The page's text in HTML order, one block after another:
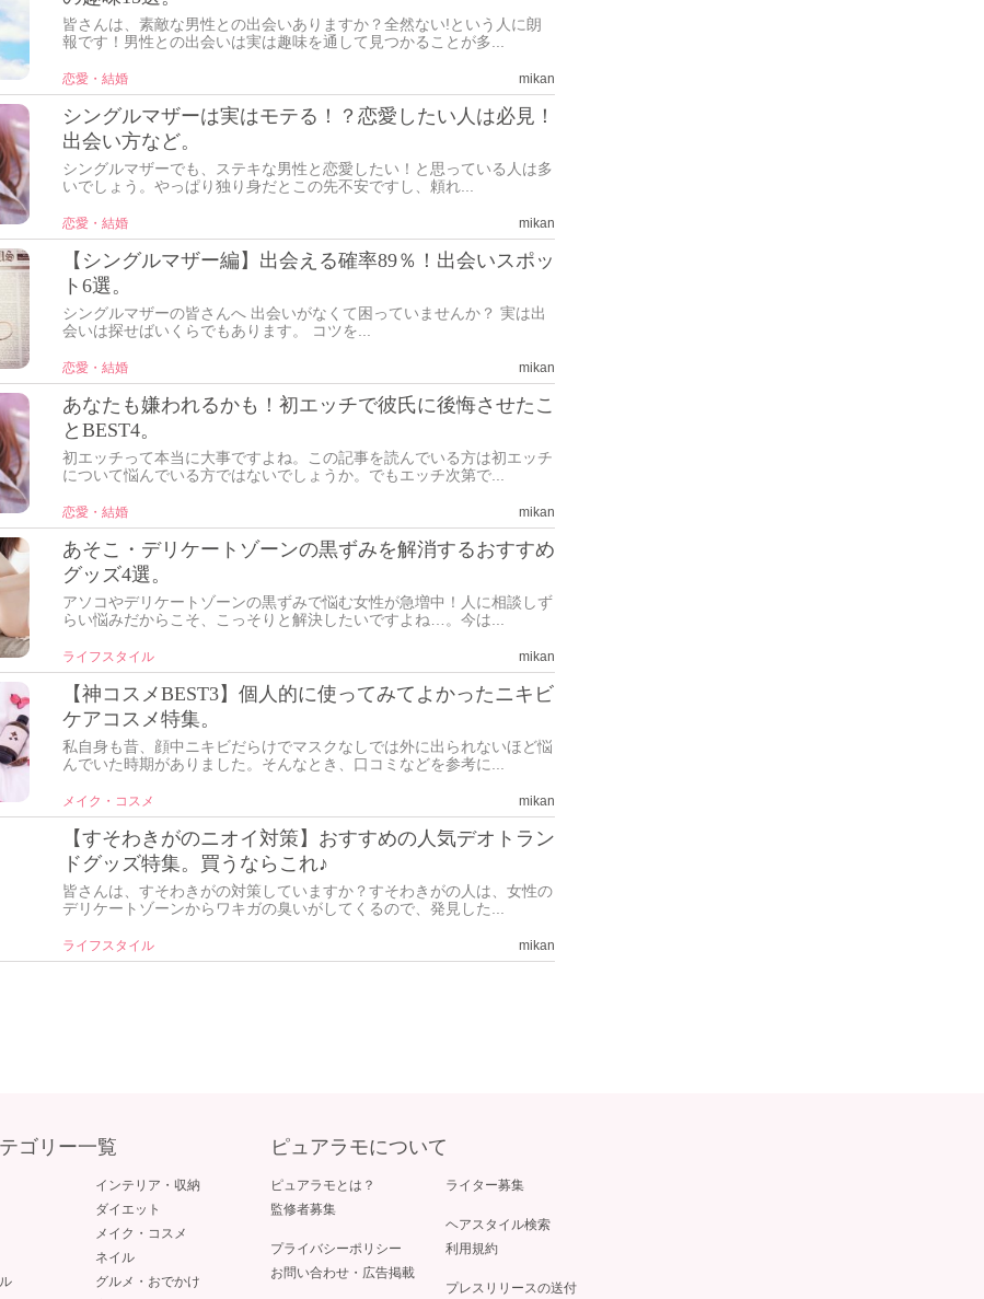
皆さんは、素敵な男性との出会いありますか？全然ない!という人に朗
報です！男性との出会いは実は趣味を通して見つかることが多...
恋愛・結婚 mikan
シングルマザーは実はモテる！？恋愛したい人は必見！
出会い方など。
シングルマザーでも、ステキな男性と恋愛したい！と思っている人は多
いでしょう。やっぱり独り身だとこの先不安ですし、頼れ...
恋愛・結婚 mikan
【シングルマザー編】出会える確率89％！出会いスポッ
ト6選。
シングルマザーの皆さんへ 出会いがなくて困っていませんか？ 実は出
会いは探せばいくらでもあります。 コツを...
恋愛・結婚 mikan
あなたも嫌われるかも！初エッチで彼氏に後悔させたこ
とBEST4。
初エッチって本当に大事ですよね。この記事を読んでいる方は初エッチ
について悩んでいる方ではないでしょうか。でもエッチ次第で...
恋愛・結婚 mikan
あそこ・デリケートゾーンの黒ずみを解消するおすすめ
グッズ4選。
アソコやデリケートゾーンの黒ずみで悩む女性が急増中！人に相談しず
らい悩みだからこそ、こっそりと解決したいですよね…。今は...
ライフスタイル mikan
【神コスメBEST3】個人的に使ってみてよかったニキビ
ケアコスメ特集。
私自身も昔、顔中ニキビだらけでマスクなしでは外に出られないほど悩
んでいた時期がありました。そんなとき、口コミなどを参考に...
メイク・コスメ mikan
【すそわきがのニオイ対策】おすすめの人気デオトラン
ドグッズ特集。買うならこれ♪
皆さんは、すそわきがの対策していますか？すそわきがの人は、女性の
デリケートゾーンからワキガの臭いがしてくるので、発見した...
ライフスタイル mikan
ゴリー一覧
インテリア・収納
ダイエット
メイク・コスメ
ネイル
グルメ・おでかけ
ピュアラモについて
ピュアラモとは？
ライター募集
監修者募集
ヘアスタイル検索
プライバシーポリシー
利用規約
お問い合わせ・広告掲載
プレスリリースの送付